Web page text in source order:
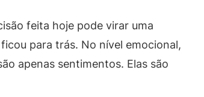
feita hoje pode virar uma
para trás. No nível emocional,
apenas sentimentos. Elas são